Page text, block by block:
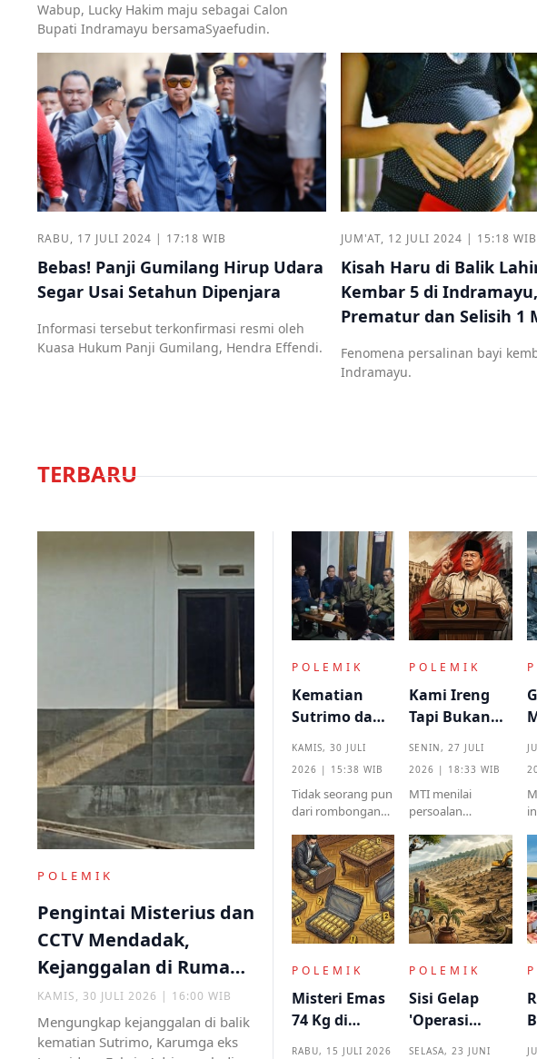
Wabup, Lucky Hakim maju sebagai Calon
Bupati Indramayu bersamaSyaefudin.
RABU, 17 JULI 2024 | 17:18 WIB
Bebas! Panji Gumilang Hirup Udara
Segar Usai Setahun Dipenjara
Informasi tersebut terkonfirmasi resmi oleh
Kuasa Hukum Panji Gumilang, Hendra Effendi.
JUM'AT, 12 JULI 2024 | 15:18 WIB
Kisah Haru di Balik
Kembar 5 di
Prematur dan Selisih 1
Fenomena persalinan bayi
Indramayu.
TERBARU
POLEMIK
Pengintai Misterius dan
CCTV Mendadak,
Kejanggalan di Rumah
Sutrimo
KAMIS, 30 JULI 2026 | 16:00 WIB
Mengungkap kejanggalan di balik
kematian Sutrimo, Karumga eks
POLEMIK
Kematian
Sutrimo dan
yang Muncul
dari
Halaman
KAMIS, 30 JULI
2026 | 15:38 WIB
Tidak seorang pun
dari rombongan
Sutrimo
memperkenalkan
identitas ataupun
menjelaskan dari
instansi mana.
POLEMIK
Kami Ireng
Tapi Bukan
Cap Antek
Asing dari
Kekuasaan
SENIN, 27 JULI
2026 | 18:33 WIB
MTI menilai
persoalan
pernyataan
Prabowo bukan
semata pada
legalitas ucapan,
melainkan
implikasinya yang
sangat destruktif
bagi kualitas
POLEMIK
Misteri Emas
74 Kg di
RABU, 15 JULI 2026
POLEMIK
Sisi Gelap
'Operasi
SELASA, 23 JUNI